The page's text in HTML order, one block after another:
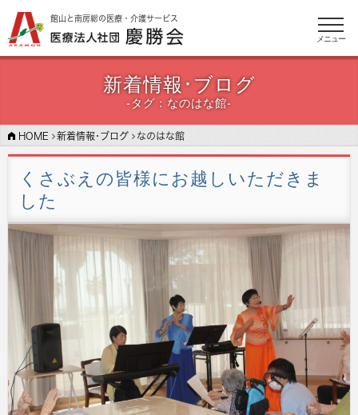
館山と南房総の医療・介護サービス
メニュー
新着情報･ブログ
- タグ： なのはな館-
HOME 新着情報･ブログ なのはな館
くさぶえの皆様にお越しいただきま
した